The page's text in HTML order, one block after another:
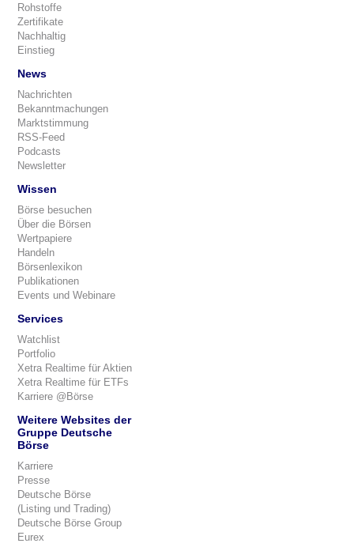
Rohstoffe
Zertifikate
Nachhaltig
Einstieg
News
Nachrichten
Bekanntmachungen
Marktstimmung
RSS-Feed
Podcasts
Newsletter
Wissen
Börse besuchen
Über die Börsen
Wertpapiere
Handeln
Börsenlexikon
Publikationen
Events und Webinare
Services
Watchlist
Portfolio
Xetra Realtime für Aktien
Xetra Realtime für ETFs
Karriere @Börse
Weitere Websites der
Gruppe Deutsche
Börse
Karriere
Presse
Deutsche Börse
(Listing und Trading)
Deutsche Börse Group
Eurex